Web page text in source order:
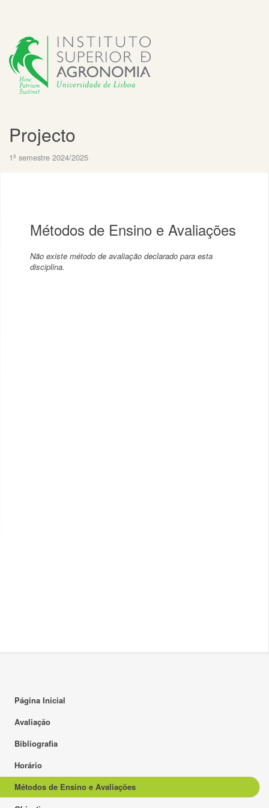
Projecto
1º semestre 2024/2025
Métodos de Ensino e Avaliações
Não existe método de avaliação declarado para esta
disciplina.
Página Inicial
Avaliação
Bibliografia
Horário
Métodos de Ensino e Avaliações